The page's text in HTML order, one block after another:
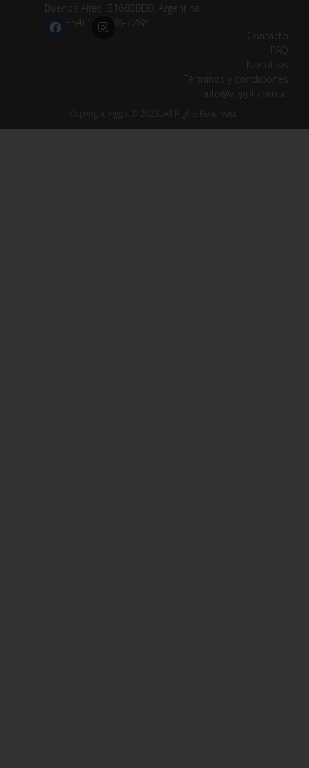
Buenos Aires, B1603BBB, Argentina
(+54) 11 3838-7288
Contacto
FAQ
Nosotros
Términos y condiciones
info@viggot.com.ar
Copyright Viggot © 2023. All Rights Reserved.